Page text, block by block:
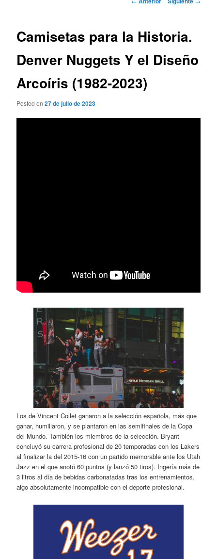
Camisetas para la Historia.
Denver Nuggets Y el Diseño
Arcoíris (1982-2023)
Posted on27 de julio de 2023
Los de Vincent Collet ganaron a la selección española, más que
ganar, humillaron, y se plantaron en las semifinales de la Copa
del Mundo. También los miembros de la selección. Bryant
concluyó su carrera profesional de 20 temporadas con los Lakers
al finalizar la del 2015-16 con un partido memorable ante los Utah
Jazz en el que anotó 60 puntos (y lanzó 50 tiros). Ingería más de
3 litros al día de bebidas carbonatadas tras los entrenamientos,
algo absolutamente incompatible con el deporte profesional.